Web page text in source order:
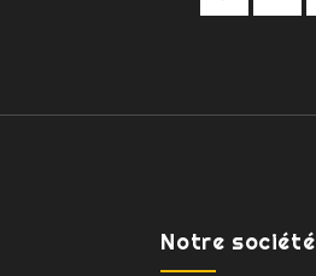
Notre société